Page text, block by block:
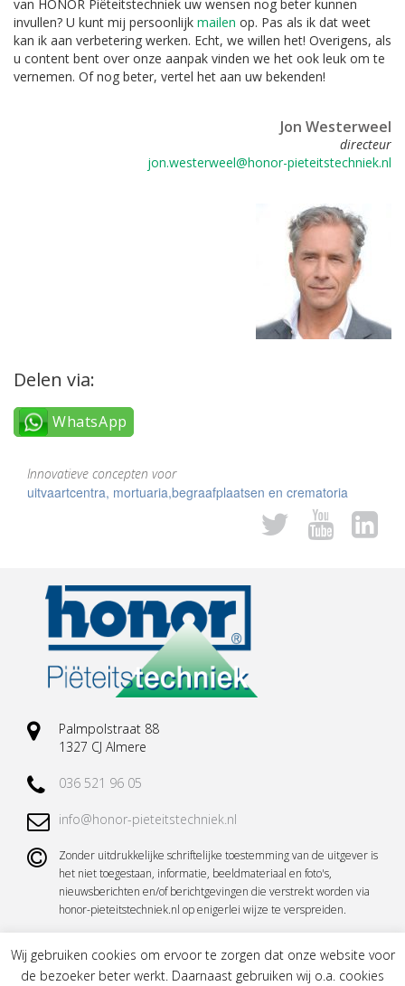
van HONOR Piëteitstechniek uw wensen nog beter kunnen
invullen? U kunt mij persoonlijk mailen op. Pas als ik dat weet
kan ik aan verbetering werken. Echt, we willen het! Overigens, als
u content bent over onze aanpak vinden we het ook leuk om te
vernemen. Of nog beter, vertel het aan uw bekenden!
Jon Westerweel
directeur
jon.westerweel@honor-pieteitstechniek.nl
Delen via:
WhatsApp
Innovatieve concepten voor
uitvaartcentra, mortuaria,begraafplaatsen en crematoria
Palmpolstraat 88
1327 CJ Almere
036 521 96 05
info@honor-pieteitstechniek.nl
Zonder uitdrukkelijke schriftelijke toestemming van de uitgever is
het niet toegestaan, informatie, beeldmateriaal en foto's,
nieuwsberichten en/of berichtgevingen die verstrekt worden via
honor-pieteitstechniek.nl op enigerlei wijze te verspreiden.
Wij gebruiken cookies om ervoor te zorgen dat onze website voor
de bezoeker beter werkt. Daarnaast gebruiken wij o.a. cookies